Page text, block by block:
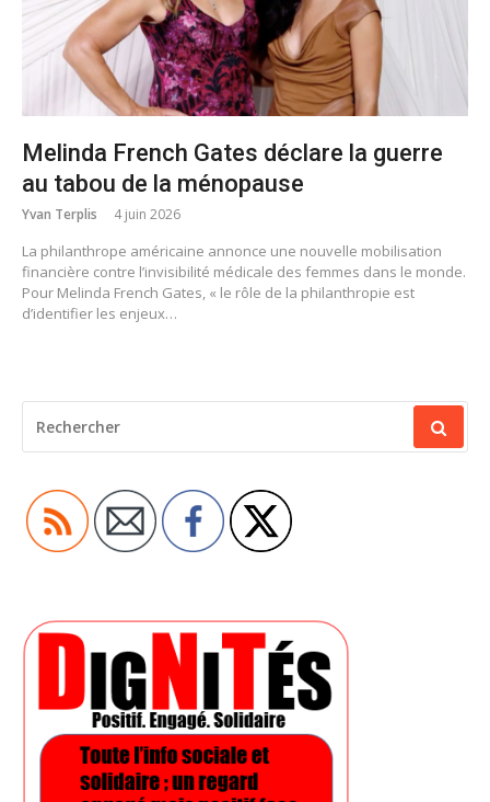
Melinda French Gates déclare la guerre
au tabou de la ménopause
Yvan Terplis 4 juin 2026
La philanthrope américaine annonce une nouvelle mobilisation
financière contre l’invisibilité médicale des femmes dans le monde.
Pour Melinda French Gates, « le rôle de la philanthropie est
d’identifier les enjeux…
POUR
: